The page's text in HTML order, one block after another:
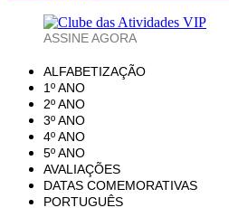
ASSINE AGORA
ALFABETIZAÇÃO
1º ANO
2º ANO
3º ANO
4º ANO
5º ANO
AVALIAÇÕES
DATAS COMEMORATIVAS
PORTUGUÊS